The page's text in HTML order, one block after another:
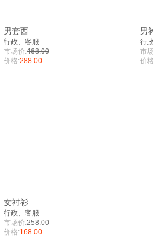
男套西
行政、客服
市场价:468.00
价格:288.00
男
行
市
价
女衬衫
行政、客服
市场价:258.00
价格:168.00